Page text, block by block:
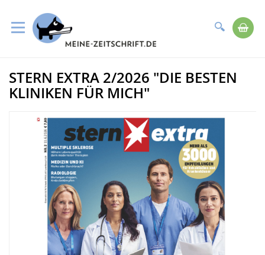
Suche
zum
Inhalt
Zum
Ende
der
springen
STERN EXTRA 2/2026 "DIE BESTEN
KLINIKEN FÜR MICH"